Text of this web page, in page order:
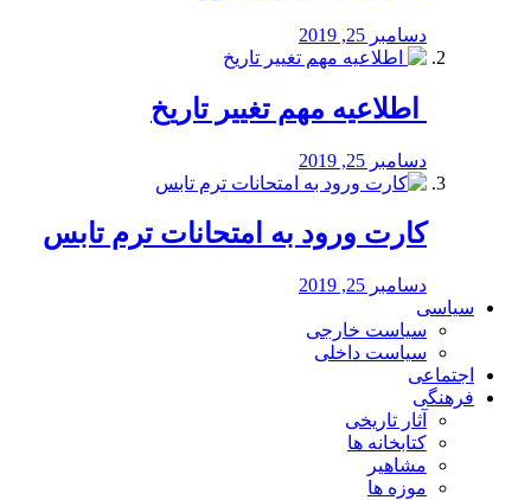
دسامبر 25, 2019
️ اطلاعیه مهم تغییر تاریخ
دسامبر 25, 2019
کارت ورود به امتحانات ترم تابس
دسامبر 25, 2019
سیاسی
سیاست خارجی
سیاست داخلی
اجتماعی
فرهنگی
آثار تاریخی
کتابخانه ها
مشاهیر
موزه ها